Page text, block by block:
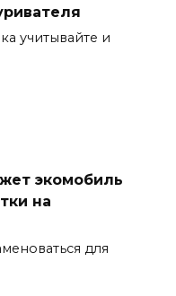
учитывайте и
экомобиль
на
для